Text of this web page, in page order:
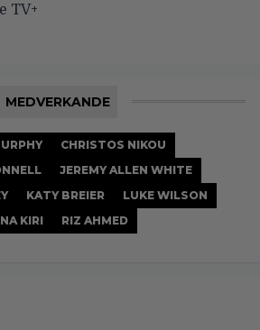
TV+
MEDVERKANDE
CHRISTOS NIKOU
JEREMY ALLEN WHITE
KATY BREIER
LUKE WILSON
KIRI
RIZ AHMED